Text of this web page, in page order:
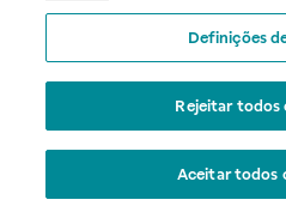
Definições
Rejeitar todos
Aceitar todos